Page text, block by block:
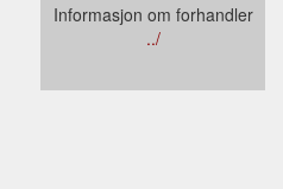
Informasjon om forhandler
../